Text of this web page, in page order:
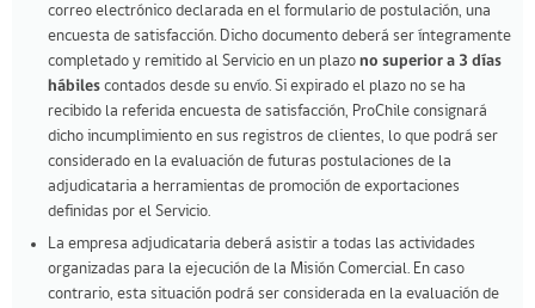
correo electrónico declarada en el formulario de postulación, una
encuesta de satisfacción. Dicho documento deberá ser íntegramente
completado y remitido al Servicio en un plazo no superior a 3 días
hábiles contados desde su envío. Si expirado el plazo no se ha
recibido la referida encuesta de satisfacción, ProChile consignará
dicho incumplimiento en sus registros de clientes, lo que podrá ser
considerado en la evaluación de futuras postulaciones de la
adjudicataria a herramientas de promoción de exportaciones
definidas por el Servicio.
La empresa adjudicataria deberá asistir a todas las actividades
organizadas para la ejecución de la Misión Comercial. En caso
contrario, esta situación podrá ser considerada en la evaluación de